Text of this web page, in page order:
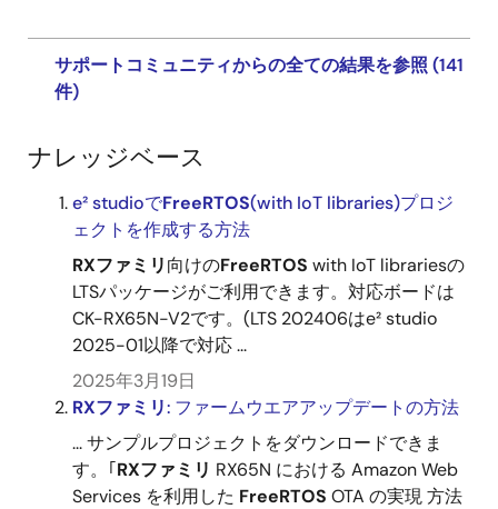
サポートコミュニティからの全ての結果を参照 (141
件)
ナレッジベース
e² studioでFreeRTOS(with IoT libraries)プロジ
ェクトを作成する方法
RXファミリ向けのFreeRTOS with IoT librariesの
LTSパッケージがご利用できます。対応ボードは
CK-RX65N-V2です。(LTS 202406はe² studio
2025-01以降で対応 ...
2025年3月19日
RXファミリ: ファームウエアアップデートの方法
... サンプルプロジェクトをダウンロードできま
す。｢RXファミリ RX65N における Amazon Web
Services を利用した FreeRTOS OTA の実現 方法